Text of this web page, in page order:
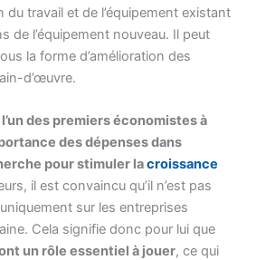
du travail et de l’équipement existant
de l’équipement nouveau. Il peut
la forme d’amélioration des
d’œuvre.
l’un des premiers économistes à
des dépenses dans
pour stimuler lacroissance
il est convaincu qu’il n’est pas
sur les entreprises
Cela signifie donc pour lui que
un rôle essentiel à jouer, ce qui